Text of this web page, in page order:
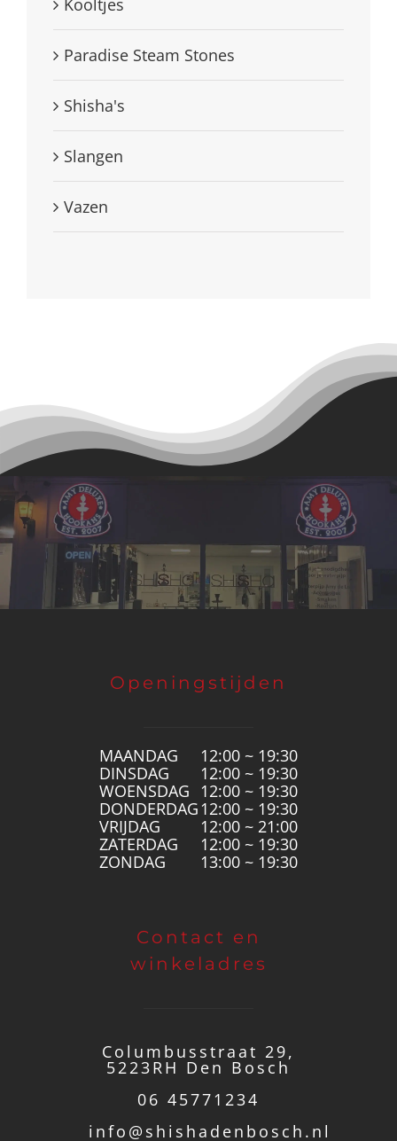
Kooltjes
Paradise Steam Stones
Shisha's
Slangen
Vazen
Openingstijden
MAANDAG
12:00 ~ 19:30
DINSDAG
12:00 ~ 19:30
WOENSDAG
12:00 ~ 19:30
DONDERDAG 12:00 ~ 19:30
VRIJDAG
12:00 ~ 21:00
ZATERDAG
12:00 ~ 19:30
ZONDAG
13:00 ~ 19:30
Contact en
winkeladres
Columbusstraat 29,
5223RH Den Bosch
06 45771234
info@shishadenbosch.nl